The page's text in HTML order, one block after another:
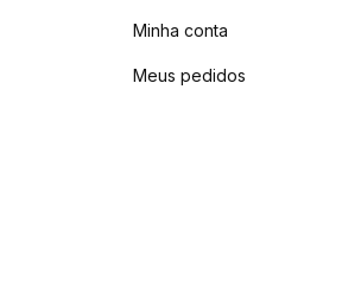
Minha conta
Meus pedidos